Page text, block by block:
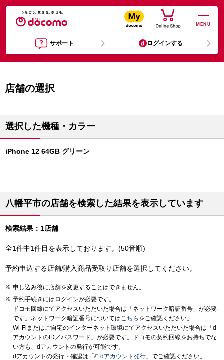
MENU
サポート ログインする
店舗の選択
選択した機種・カラー
iPhone 12 64GB グリーン
八幡平市の店舗を検索した結果を表示しています
検索結果：1店舗
全1件中1件目を表示しております。(50音順)
予約申込する店舗/購入商品受取り店舗を選択してください。
申し込み後に店舗を変更することはできません。
予約手続きにはログインが必要です。
ドコモ回線にてアクセスいただいた場合は「ネットワーク暗証番号」が必要
です。ネットワーク暗証番号についてはこちら をご確認ください。
Wi-Fiまたはご自宅のインターネット環境にてアクセスいただいた場合は「d
アカウントのID／パスワード」が必要です。ドコモの契約回線をお持ちでな
い方も、dアカウントの発行が可能です。
dアカウントの発行・確認は「
dアカウント発行 」でご確認ください。